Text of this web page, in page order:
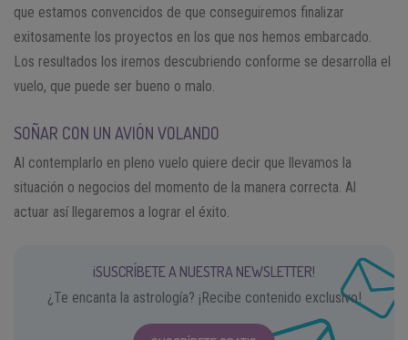
que estamos convencidos de que conseguiremos finalizar
exitosamente los proyectos en los que nos hemos embarcado.
Los resultados los iremos descubriendo conforme se desarrolla el
vuelo, que puede ser bueno o malo.
SOÑAR CON UN AVIÓN VOLANDO
Al contemplarlo en pleno vuelo quiere decir que llevamos la
situación o negocios del momento de la manera correcta. Al
actuar así llegaremos a lograr el éxito.
¡SUSCRÍBETE A NUESTRA NEWSLETTER!
¿Te encanta la astrología? ¡Recibe contenido exclusivo!